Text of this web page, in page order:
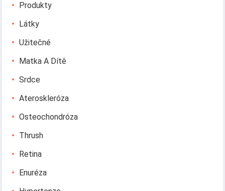
Produkty
Látky
Užitečné
Matka A Dítě
Srdce
Ateroskleróza
Osteochondróza
Thrush
Retina
Enuréza